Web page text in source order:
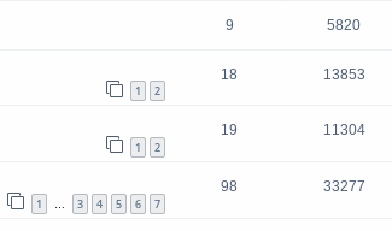
9 5820
1 2
18 13853
1 2
19 11304
1 3 4 5 6 7
98 33277